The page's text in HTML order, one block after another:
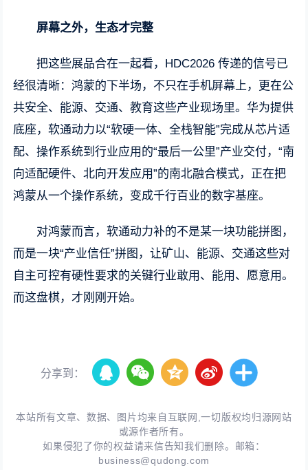
屏幕之外，生态才完整
把这些展品合在一起看，HDC2026 传递的信号已
经很清晰：鸿蒙的下半场，不只在手机屏幕上，更在公
共安全、能源、交通、教育这些产业现场里。华为提供
底座，软通动力以“软硬一体、全栈智能”完成从芯片适
配、操作系统到行业应用的“最后一公里”产业交付，“南
向适配硬件、北向开发应用”的南北融合模式，正在把
鸿蒙从一个操作系统，变成千行百业的数字基座。
对鸿蒙而言，软通动力补的不是某一块功能拼图，
而是一块“产业信任”拼图，让矿山、能源、交通这些对
自主可控有硬性要求的关键行业敢用、能用、愿意用。
而这盘棋，才刚刚开始。
分享到：
本站所有文章、数据、图片均来自互联网,一切版权均归源网站
或源作者所有。
如果侵犯了你的权益请来信告知我们删除。邮箱：
business@qudong.com